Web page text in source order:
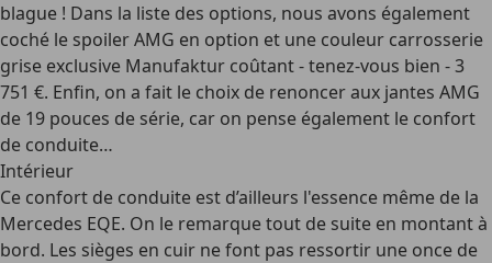
blague ! Dans la liste des options, nous avons également
coché le spoiler AMG en option et une couleur carrosserie
grise exclusive Manufaktur coûtant - tenez-vous bien - 3
751 €. Enfin, on a fait le choix de renoncer aux jantes AMG
de 19 pouces de série, car on pense également le confort
de conduite…
Intérieur
Ce confort de conduite est d’ailleurs l'essence même de la
Mercedes EQE. On le remarque tout de suite en montant à
bord. Les sièges en cuir ne font pas ressortir une once de